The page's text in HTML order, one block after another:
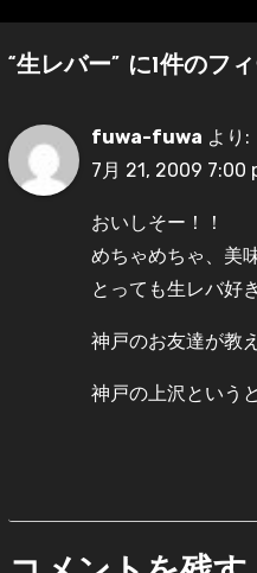
ビ
ゲ
ー
シ
“生レバー” に1件のフ
fuwa-fuwa より:
7月 21, 2009 7:00
おいしそー！！
めちゃめちゃ、美
とっても生レバ好
神戸のお友達が教
神戸の上沢という